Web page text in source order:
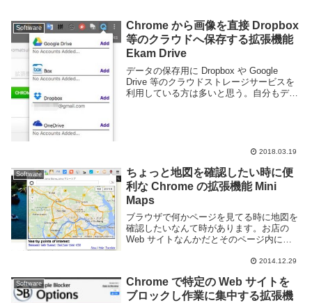
Software
Chrome から画像を直接 Dropbox
等のクラウドへ保存する拡張機能
Ekam Drive
データの保存用に Dropbox や Google
Drive 等のクラウドストレージサービスを
利用している方は多いと思う。自分もデー
2018.03.19
Software
ちょっと地図を確認したい時に便
利な Chrome の拡張機能 Mini
Maps
ブラウザで何かページを見てる時に地図を
確認したいなんて時があります。お店の
Web サイトなんかだとそのページ内に地
地図を載せていたりそもそも地図が無かっ
たりとか、お店以外でも位置関係を把握し
たいなんて...
2014.12.29
Software
Chrome で特定の Web サイトを
ブロックし作業に集中する拡張機